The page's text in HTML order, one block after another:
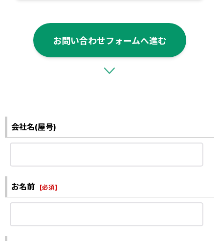
お問い合わせフォームへ進む
会社名(屋号)
お名前 [必須]